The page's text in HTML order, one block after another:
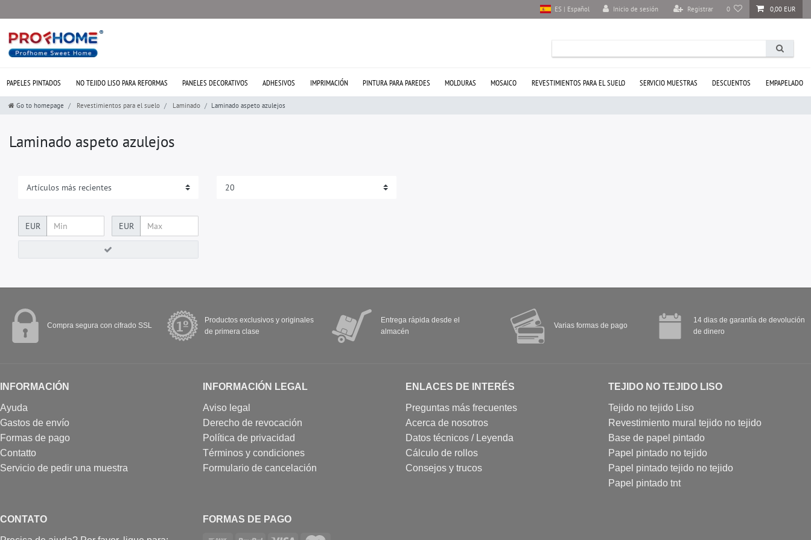
Inicio de sesión Registrar 0 0,00 EUR
ES | Español
PAPELES PINTADOS NO TEJIDO LISO PARA REFORMAS PANELES DECORATIVOS ADHESIVOS IMPRIMACIÓN PINTURA PARA PAREDES MOLDURAS MOSAICO REVESTIMIENTOS PARA EL SUELO SERVICIO MUESTRAS DESCUENTOS EMPAPELADO
Go to homepage Revestimientos para el suelo Laminado Laminado aspeto azulejos
Laminado aspeto azulejos
EUR EUR
Compra segura con cifrado SSL
Productos exclusivos y originales
de primera clase
Entrega rápida desde el
almacén
Varias formas de pago
14 dias de garantía de devolución
de dinero
INFORMACIÓN
Ayuda
Gastos de envío
Formas de pago
Contatto
Servicio de pedir una muestra
INFORMACIÓN LEGAL
Aviso legal
Derecho de revocación
Política de privacidad
Términos y condiciones
Formulario de cancelación
ENLACES DE INTERÉS
Preguntas más frecuentes
Acerca de nosotros
Datos técnicos / Leyenda
Cálculo de rollos
Consejos y trucos
TEJIDO NO TEJIDO LISO
Tejido no tejido Liso
Revestimiento mural tejido no tejido
Base de papel pintado
Papel pintado no tejido
Papel pintado tejido no tejido
Papel pintado tnt
CONTATO FORMAS DE PAGO